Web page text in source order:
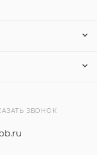
ЗВОНОК